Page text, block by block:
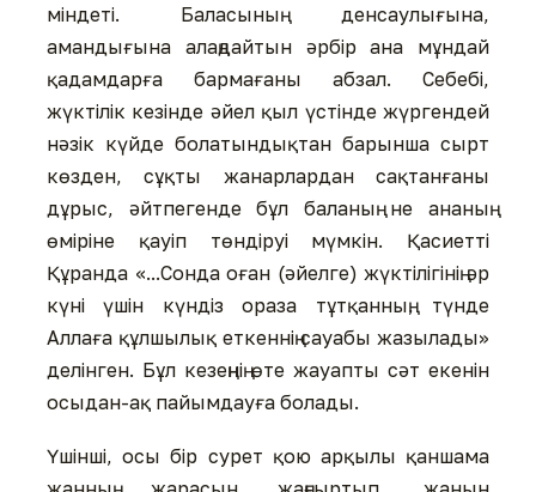
міндеті. Баласының денсаулығына,
амандығына алаңдайтын əрбір ана мұндай
қадамдарға бармағаны абзал. Себебі,
жүктілік кезінде əйел қыл үстінде жүргендей
нəзік күйде болатындықтан барынша сырт
көзден, сұқты жанарлардан сақтанғаны
дұрыс, əйтпегенде бұл баланың не ананың
өміріне қауіп төндіруі мүмкін. Қасиетті
Құранда «...Сонда оған (əйелге) жүктілігінің əр
күні үшін күндіз ораза тұтқанның, түнде
Аллаға құлшылық еткеннің сауабы жазылады»
делінген. Бұл кезеңнің өте жауапты сəт екенін
осыдан-ақ пайымдауға болады.
Үшінші, осы бір сурет қою арқылы қаншама